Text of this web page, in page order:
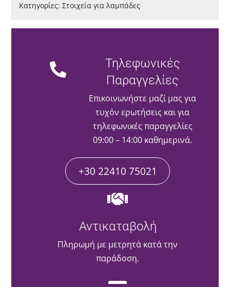
Κατηγορίες:Στοιχεία για λαμπάδες
Τηλεφωνικές
Παραγγελίες
Επικοινωνήστε μαζί μας για
τυχόν ερωτήσεις και για
τηλεφωνικές παραγγελίες
09:00 – 14:00 καθημερινά.
+30 22410 75021
Αντικαταβολή
Πληρωμή με μετρητά κατά την
παράδοση.